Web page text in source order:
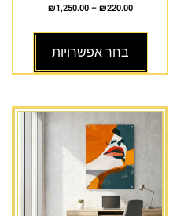
₪220.00
–
₪1,250.00
בחר אפשרויות